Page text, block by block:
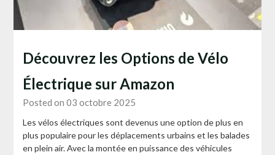
Découvrez les Options de Vélo
Électrique sur Amazon
Posted on 03 octobre 2025
Les vélos électriques sont devenus une option de plus en
plus populaire pour les déplacements urbains et les balades
en plein air. Avec la montée en puissance des véhicules